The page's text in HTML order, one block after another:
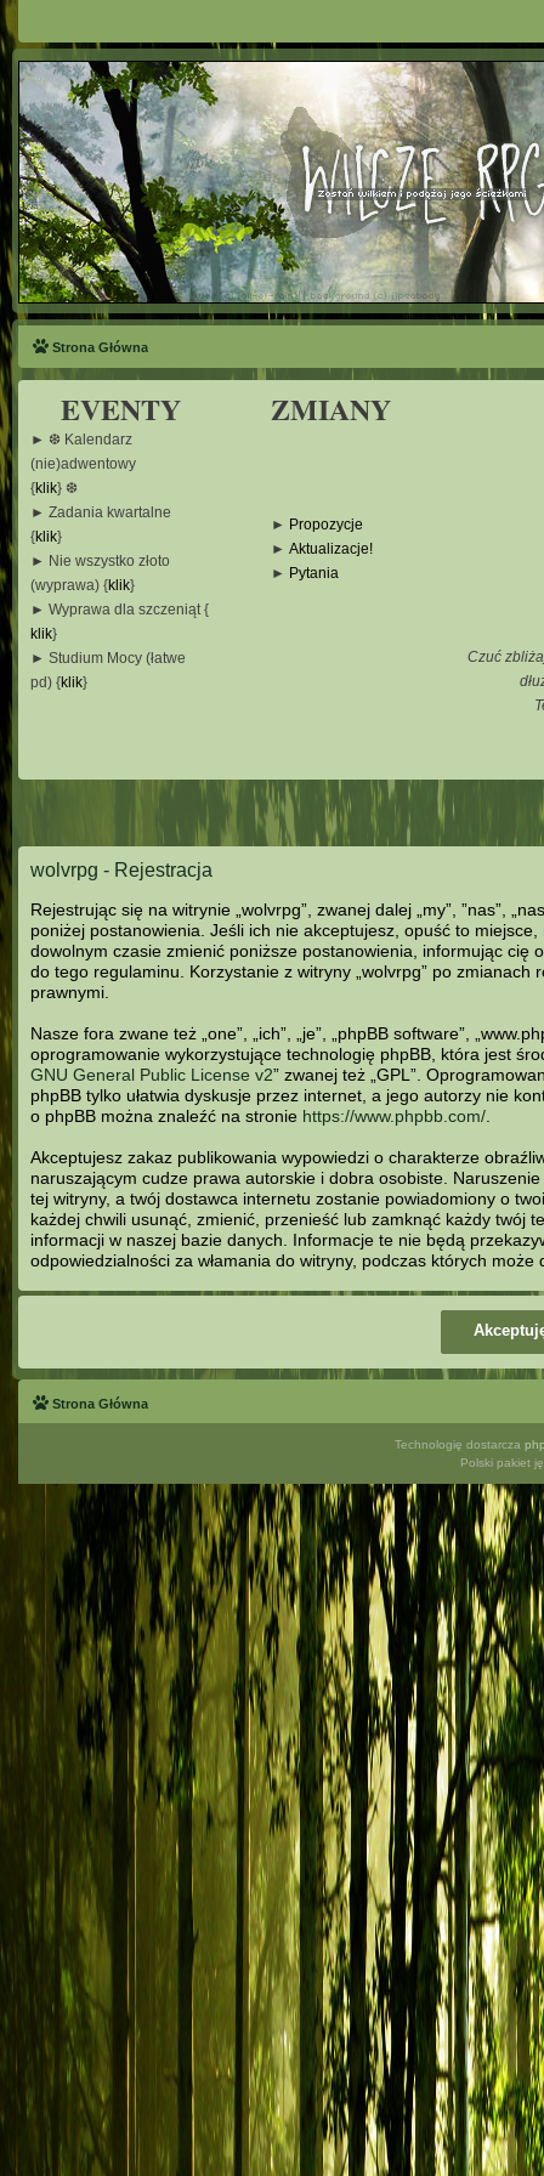
Strona Główna
EVENTY ZMIANY
► ❆ Kalendarz
(nie)adwentowy
{klik} ❆
► Zadania kwartalne
{klik}
► Nie wszystko złoto
(wyprawa) {klik}
► Wyprawa dla szczeniąt {
klik}
► Studium Mocy (łatwe
pd) {klik}
► Propozycje
► Aktualizacje!
► Pytania
Czuć
wolvrpg - Rejestracja
Rejestrując się na witrynie „wolvrpg”, zwanej dalej „my”, ”nas”,
poniżej postanowienia. Jeśli ich nie akceptujesz, opuść to
dowolnym czasie zmienić poniższe postanowienia, informując
do tego regulaminu. Korzystanie z witryny „wolvrpg” po
prawnymi.
Nasze fora zwane też „one”, „ich”, „je”, „phpBB software”,
oprogramowanie wykorzystujące technologię phpBB, która jest
GNU General Public License v2” zwanej też „GPL”.
phpBB tylko ułatwia dyskusje przez internet, a jego autorzy nie
o phpBB można znaleźć na stronie https://www.phpbb.com/
Akceptujesz zakaz publikowania wypowiedzi o charakterze
naruszającym cudze prawa autorskie i dobra osobiste.
tej witryny, a twój dostawca internetu zostanie powiadomiony o
każdej chwili usunąć, zmienić, przenieść lub zamknąć każdy twój
informacji w naszej bazie danych. Informacje te nie będą
odpowiedzialności za włamania do witryny, podczas których
Strona Główna
Technologię dostarcza
Polski pakiet